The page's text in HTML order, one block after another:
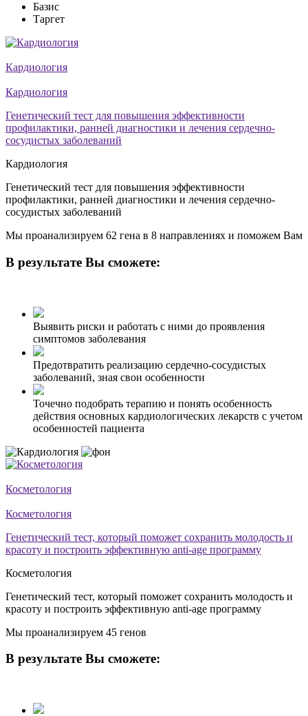
Базис
Таргет
Кардиология
Кардиология
Генетический тест для повышения эффективности
профилактики, ранней диагностики и лечения сердечно-
сосудистых заболеваний
Кардиология
Генетический тест для повышения эффективности
профилактики, ранней диагностики и лечения сердечно-
сосудистых заболеваний
Мы проанализируем 62 гена в 8 направлениях и поможем Вам
В результате Вы сможете:
Выявить риски и работать с ними до проявления
симптомов заболевания
Предотвратить реализацию сердечно-сосудистых
заболеваний, зная свои особенности
Точечно подобрать терапию и понять особенность
действия основных кардиологических лекарств с учетом
особенностей пациента
Косметология
Косметология
Генетический тест, который поможет сохранить молодость и
красоту и построить эффективную anti-age программу
Косметология
Генетический тест, который поможет сохранить молодость и
красоту и построить эффективную anti-age программу
Мы проанализируем 45 генов
В результате Вы сможете: